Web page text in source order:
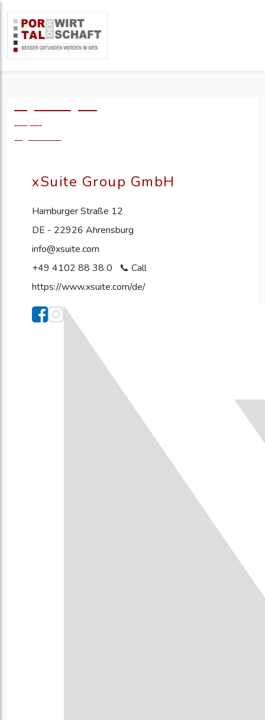
xSuite Group GmbH
Hamburger Straße 12
DE - 22926 Ahrensburg
info@xsuite.com
+49 4102 88 38 0
https://www.xsuite.com/de/